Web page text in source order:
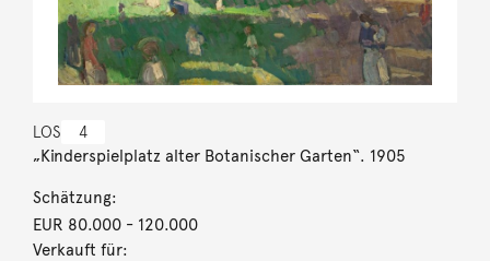
LOS 4
„Kinderspielplatz alter Botanischer Garten“. 1905
Schätzung:
EUR 80.000- 120.000
Verkauft für: